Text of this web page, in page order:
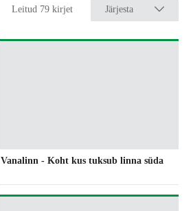
Leitud 79 kirjet Järjesta
Vanalinn - Koht kus tuksub linna süda